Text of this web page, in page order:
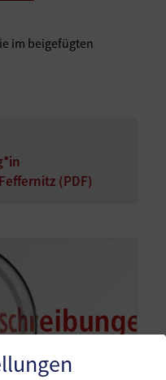
im beigefügten
(PDF)